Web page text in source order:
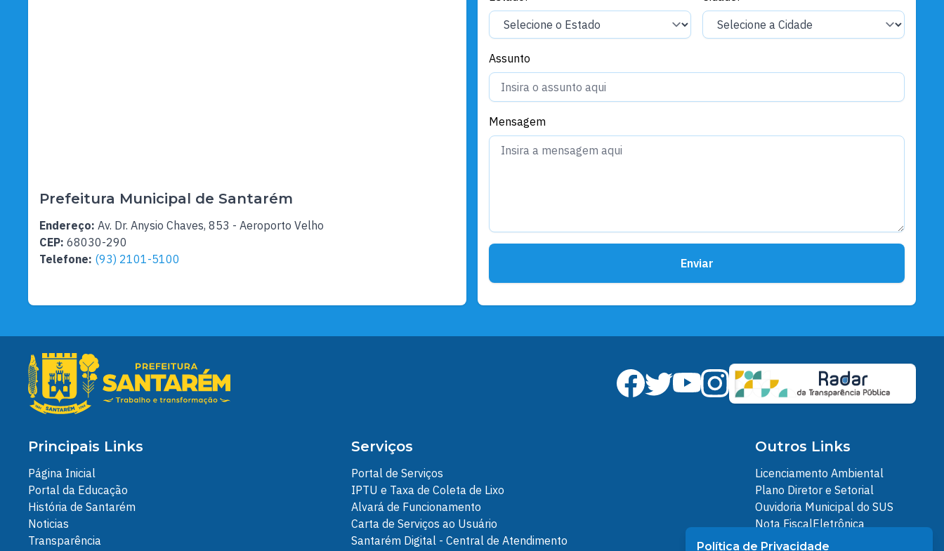
Prefeitura Municipal de Santarém
Endereço: Av. Dr. Anysio Chaves, 853 - Aeroporto Velho
CEP: 68030-290
Telefone: (93) 2101-5100
Assunto
Mensagem
Enviar
Principais Links
Página Inicial
Portal da Educação
História de Santarém
Noticias
Transparência
Serviços
Portal de Serviços
IPTU e Taxa de Coleta de Lixo
Alvará de Funcionamento
Carta de Serviços ao Usuário
Santarém Digital - Central de Atendimento
Outros Links
Licenciamento Ambiental
Plano Diretor e Setorial
Ouvidoria Municipal do SUS
Nota FiscalEletrônica
IPTU
Política de Privacidade